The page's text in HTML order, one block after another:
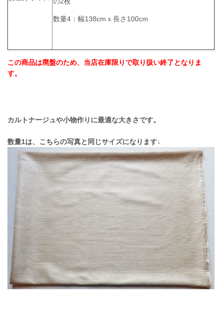
数量4：幅138cmｘ長さ100cm
この商品は廃盤のため、当店在庫限りで取り扱い終了となりま
す。
カルトナージュや小物作りに最適な大きさです。
数量1は、こちらの写真と同じサイズになります↓